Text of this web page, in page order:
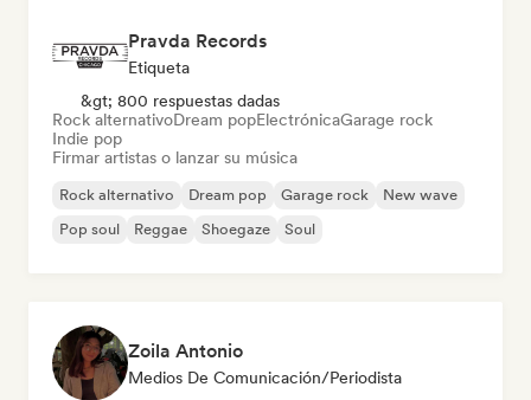
Pravda Records
Etiqueta
&gt; 800 respuestas dadas
Rock alternativoDream popElectrónicaGarage rock
Indie pop
Firmar artistas o lanzar su música
Rock alternativo Dream pop Garage rock
New wave
Pop soul
Reggae Shoegaze Soul
Zoila Antonio
Medios De Comunicación/Periodista